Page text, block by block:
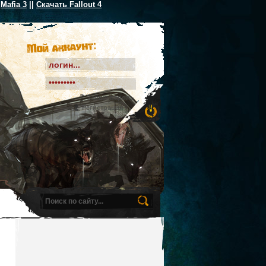
Mafia 3 Скачать Fallout 4
Мой аккаунт:
Забыл пароль
Регистрация